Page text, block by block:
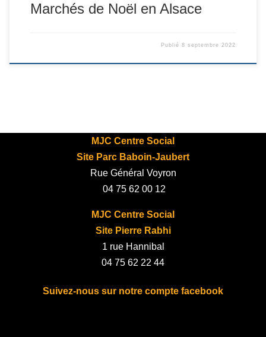
Marchés de Noël en Alsace
Publié8 septembre 2022
MJC Centre Social
Site Parc Baboin-Jaubert
Rue Général Voyron
04 75 62 00 12
MJC Centre Social
Site Pierre Rabhi
1 rue Hannibal
04 75 62 22 44
Suivez-nous sur notre compte facebook